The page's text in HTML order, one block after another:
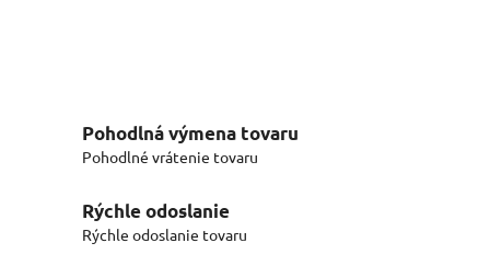
Pohodlná výmena tovaru
Pohodlné vrátenie tovaru
Rýchle odoslanie
Rýchle odoslanie tovaru